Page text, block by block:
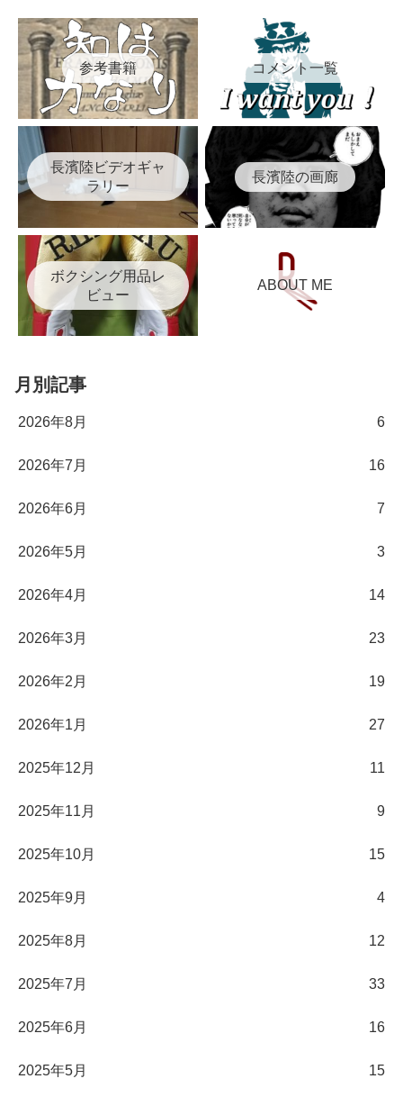
参考書籍 コメント一覧
長濱陸ビデオギャ
ラリー
長濱陸の画廊
ボクシング用品レ
ビュー
ABOUT ME
月別記事
2026年8月 6
2026年7月 16
2026年6月 7
2026年5月 3
2026年4月 14
2026年3月 23
2026年2月 19
2026年1月 27
2025年12月 11
2025年11月 9
2025年10月 15
2025年9月 4
2025年8月 12
2025年7月 33
2025年6月 16
2025年5月 15